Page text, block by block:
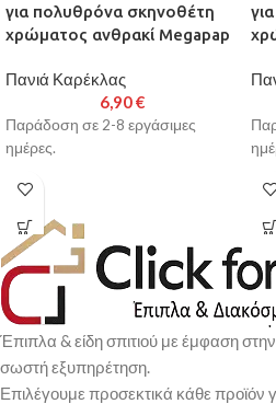
για πολυθρόνα σκηνοθέτη
χρώματος ανθρακί Megapap
Πανιά Καρέκλας
6,90€
Παράδοση σε 2-8 εργάσιμες
ημέρες.
Έπιπλα & είδη σπιτιού με έμφαση
σωστή εξυπηρέτηση.
Επιλέγουμε προσεκτικά κάθε προϊόν